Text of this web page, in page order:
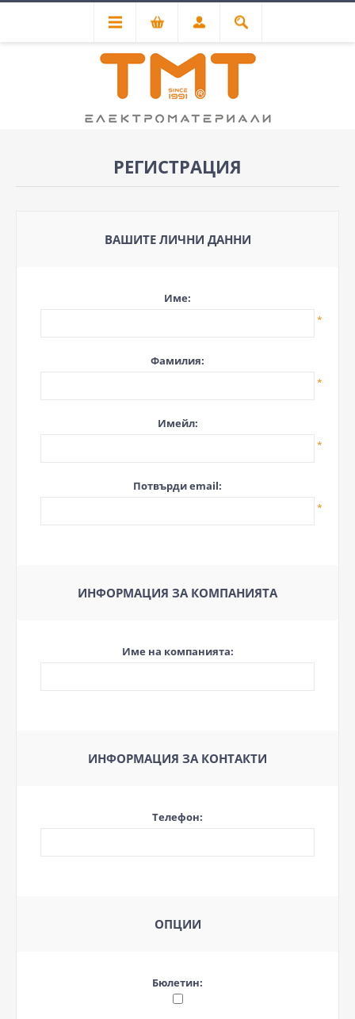
РЕГИСТРАЦИЯ
ВАШИТЕ ЛИЧНИ ДАННИ
Име:
*
Фамилия:
*
Имейл:
*
Потвърди email:
*
ИНФОРМАЦИЯ ЗА КОМПАНИЯТА
Име на компанията:
ИНФОРМАЦИЯ ЗА КОНТАКТИ
Телефон:
ОПЦИИ
Бюлетин: